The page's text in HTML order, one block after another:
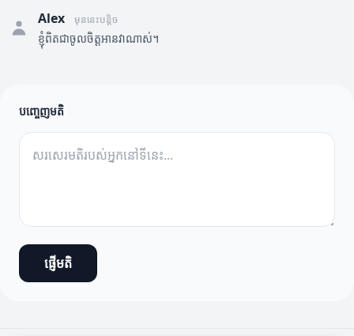
Alex មុននេះបន្តិច
ខ្ញុំពិតជាចូលចិត្តអានវាណាស់។
បញ្ចេញមតិ
ផ្ញើមតិ